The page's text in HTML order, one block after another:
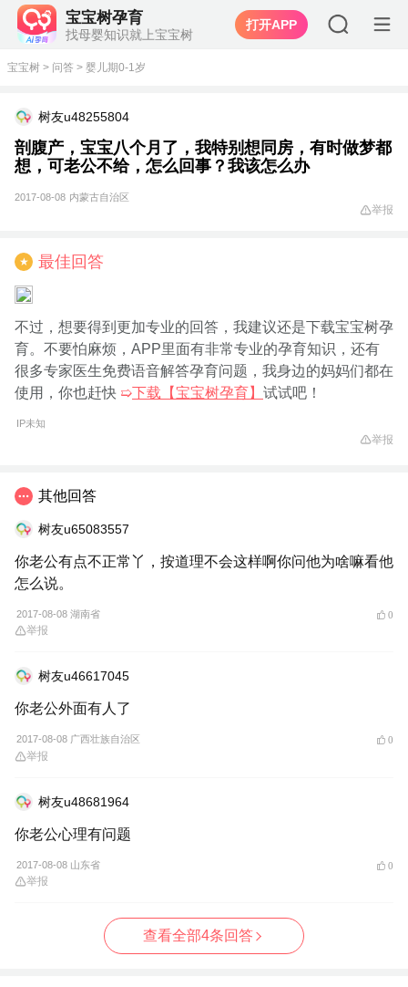
宝宝树孕育
找母婴知识就上宝宝树
打开APP
宝宝树 > 问答 > 婴儿期0-1岁
树友u48255804
剖腹产，宝宝八个月了，我特别想同房，有时做梦都
想，可老公不给，怎么回事？我该怎么办
2017-08-08 内蒙古自治区
举报
★ 最佳回答
不过，想要得到更加专业的回答，我建议还是下载宝宝树孕
育。不要怕麻烦，APP里面有非常专业的孕育知识，还有
很多专家医生免费语音解答孕育问题，我身边的妈妈们都在
使用，你也赶快 ➯下载【宝宝树孕育】 试试吧！
IP未知
举报
其他回答
树友u65083557
你老公有点不正常丫，按道理不会这样啊你问他为啥嘛看他
怎么说。
2017-08-08 湖南省 0
举报
树友u46617045
你老公外面有人了
2017-08-08 广西壮族自治区 0
举报
树友u48681964
你老公心理有问题
2017-08-08 山东省 0
举报
查看全部4条回答